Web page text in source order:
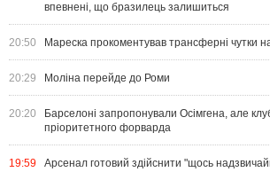
впевнені, що бразилець залишиться
20:50 Мареска прокоментував трансферні чутки
20:29 Моліна перейде до Роми
20:20
Барселоні запропонували Осімгена, але
пріоритетного форварда
19:59
Арсенал готовий здійснити "щось